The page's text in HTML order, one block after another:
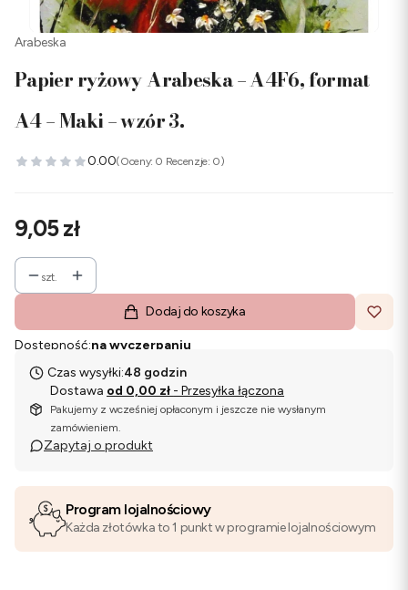
Arabeska
Papier ryżowy Arabeska – A4F6, format
A4 – Maki – wzór 3.
0.00(Oceny: 0 Recenzje: 0)
Cena
9,05 zł
szt.
Dodaj do koszyka
Dostępność:na wyczerpaniu
Czas wysyłki:48 godzin
Dostawa od 0,00 zł - Przesyłka łączona
Pakujemy z wcześniej opłaconym i jeszcze nie wysłanym
zamówieniem.
Zapytaj o produkt
Program lojalnościowy
Każda złotówka to 1 punkt w programie lojalnościowym